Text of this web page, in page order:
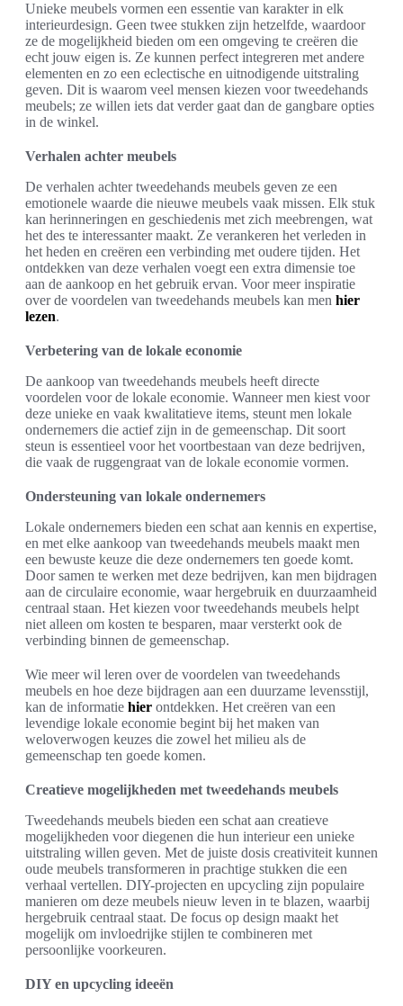
Unieke meubels vormen een essentie van karakter in elk
interieurdesign. Geen twee stukken zijn hetzelfde, waardoor
ze de mogelijkheid bieden om een omgeving te creëren die
echt jouw eigen is. Ze kunnen perfect integreren met andere
elementen en zo een eclectische en uitnodigende uitstraling
geven. Dit is waarom veel mensen kiezen voor tweedehands
meubels; ze willen iets dat verder gaat dan de gangbare opties
in de winkel.
Verhalen achter meubels
De verhalen achter tweedehands meubels geven ze een
emotionele waarde die nieuwe meubels vaak missen. Elk stuk
kan herinneringen en geschiedenis met zich meebrengen, wat
het des te interessanter maakt. Ze verankeren het verleden in
het heden en creëren een verbinding met oudere tijden. Het
ontdekken van deze verhalen voegt een extra dimensie toe
aan de aankoop en het gebruik ervan. Voor meer inspiratie
over de voordelen van tweedehands meubels kan men hier
lezen.
Verbetering van de lokale economie
De aankoop van tweedehands meubels heeft directe
voordelen voor de lokale economie. Wanneer men kiest voor
deze unieke en vaak kwalitatieve items, steunt men lokale
ondernemers die actief zijn in de gemeenschap. Dit soort
steun is essentieel voor het voortbestaan van deze bedrijven,
die vaak de ruggengraat van de lokale economie vormen.
Ondersteuning van lokale ondernemers
Lokale ondernemers bieden een schat aan kennis en expertise,
en met elke aankoop van tweedehands meubels maakt men
een bewuste keuze die deze ondernemers ten goede komt.
Door samen te werken met deze bedrijven, kan men bijdragen
aan de circulaire economie, waar hergebruik en duurzaamheid
centraal staan. Het kiezen voor tweedehands meubels helpt
niet alleen om kosten te besparen, maar versterkt ook de
verbinding binnen de gemeenschap.
Wie meer wil leren over de voordelen van tweedehands
meubels en hoe deze bijdragen aan een duurzame levensstijl,
kan de informatie hier ontdekken. Het creëren van een
levendige lokale economie begint bij het maken van
weloverwogen keuzes die zowel het milieu als de
gemeenschap ten goede komen.
Creatieve mogelijkheden met tweedehands meubels
Tweedehands meubels bieden een schat aan creatieve
mogelijkheden voor diegenen die hun interieur een unieke
uitstraling willen geven. Met de juiste dosis creativiteit kunnen
oude meubels transformeren in prachtige stukken die een
verhaal vertellen. DIY-projecten en upcycling zijn populaire
manieren om deze meubels nieuw leven in te blazen, waarbij
hergebruik centraal staat. De focus op design maakt het
mogelijk om invloedrijke stijlen te combineren met
persoonlijke voorkeuren.
DIY en upcycling ideeën